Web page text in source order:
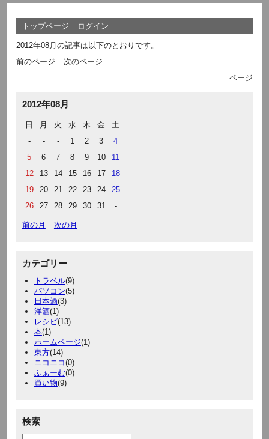
トップページ ログイン
2012年08月の記事は以下のとおりです。
前のページ
次のページ
ページ
2012年08月
日 月 火 水 木 金
土
-
- - 1 2 3
4
5
6 7 8 9 10
11
12
13 14 15 16 17
18
19
20 21 22 23 24
25
26
27 28 29 30 31 -
前の月 次の月
カテゴリー
トラベル(9)
パソコン(5)
日本酒(3)
洋酒(1)
レシピ(13)
本(1)
ホームページ(1)
東方(14)
ニコニコ(0)
ふぁーむ(0)
買い物(9)
検索